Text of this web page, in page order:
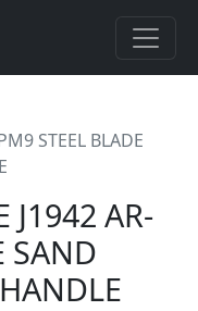
STEEL BLADE
J1942 AR-
SAND